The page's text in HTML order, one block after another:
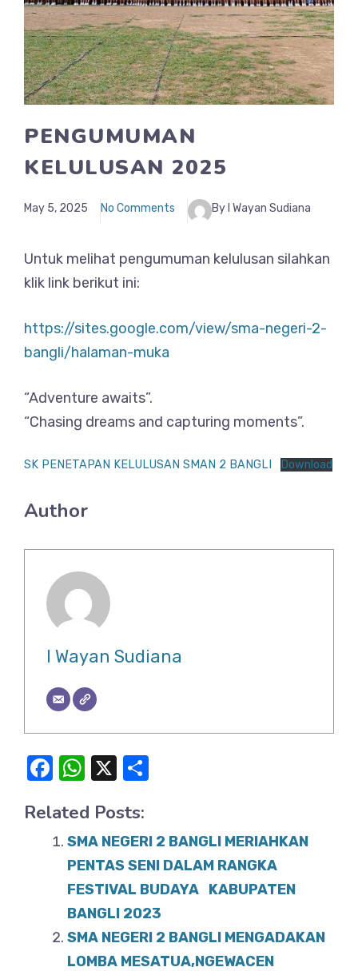
PENGUMUMAN
KELULUSAN 2025
May 5, 2025 No Comments By I Wayan Sudiana
Untuk melihat pengumuman kelulusan silahkan
klik link berikut ini:
https://sites.google.com/view/sma-negeri-2-
bangli/halaman-muka
“Adventure awaits”.
“Chasing dreams and capturing moments”.
SK PENETAPAN KELULUSAN SMAN 2 BANGLI Download
Author
I Wayan Sudiana
F
c
e
k
W
at
s
A
p
p
X
e
Related Posts:
SMA NEGERI 2 BANGLI MERIAHKAN
PENTAS SENI DALAM RANGKA
FESTIVAL BUDAYA KABUPATEN
BANGLI 2023
SMA NEGERI 2 BANGLI MENGADAKAN
LOMBA MESATUA,NGEWACEN